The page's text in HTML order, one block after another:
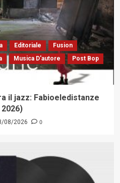
Editoriale
Fusion
Musica D'autore
Post Bop
il jazz: Fabioeledistanze
08/2026 0